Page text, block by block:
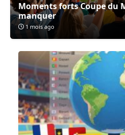
Moments forts Coupe du
manquer
1 mois ago